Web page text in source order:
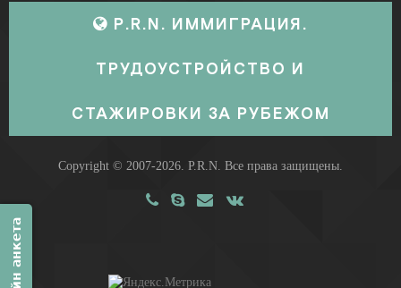
P.R.N. ИММИГРАЦИЯ.
ТРУДОУСТРОЙСТВО И
СТАЖИРОВКИ ЗА РУБЕЖОМ
Copyright © 2007-2026. P.R.N. Все права защищены.